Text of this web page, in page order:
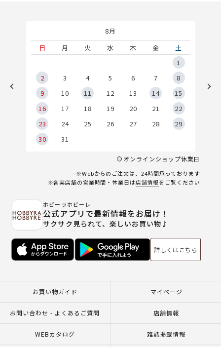
8月
日
月 火 水 木 金
土
1
2
3 4 5 6 7
8
9
10 11 12 13 14
15
16
17 18 19 20 21
22
23
24 25 26 27 28
29
30
31
オンラインショップ休業日
※Webからのご注文は、24時間承っております
※各実店舗の営業時間・休業日は店舗情報をご覧ください
ホビーラホビーレ
公式アプリで最新情報をお届け！
サクサク見られて、楽しいお買い物♪
詳しくはこちら
お買い物ガイド マイページ
お問い合わせ - よくあるご質問 店舗情報
WEBカタログ 雑誌掲載情報